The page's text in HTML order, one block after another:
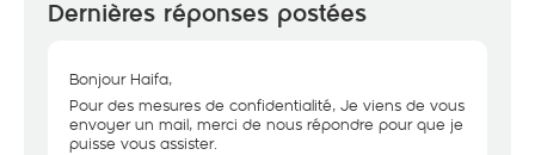
Dernières réponses postées
Bonjour Haifa,
Pour des mesures de confidentialité, Je viens de vous
envoyer un mail, merci de nous répondre pour que je
puisse vous assister.